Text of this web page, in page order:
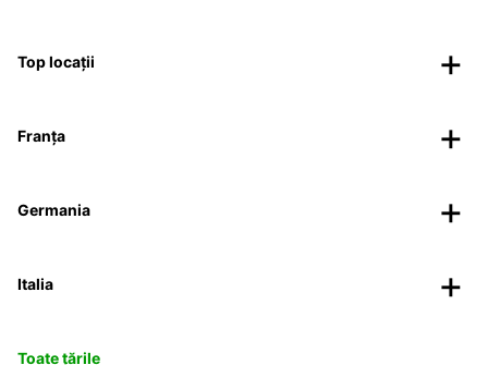
Top locații
Franța
Germania
Italia
Toate țările